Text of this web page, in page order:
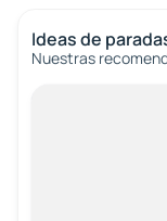
Ideas de
Nuestras